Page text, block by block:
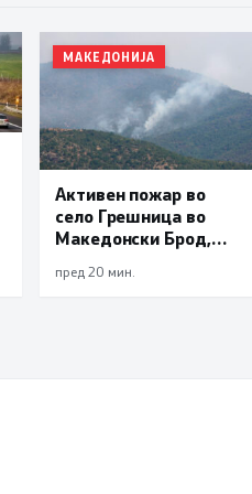
МАКЕДОНИЈА
Активен пожар во
село Грешница во
Македонски Брод,
пожарите во
пред 20 мин.